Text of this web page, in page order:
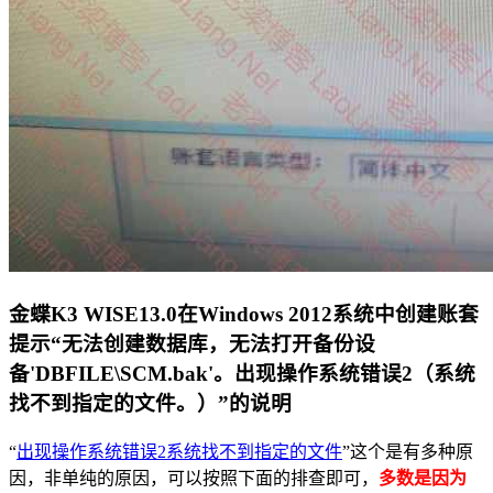
金蝶K3 WISE13.0在Windows 2012系统中创建账套
提示“无法创建数据库，无法打开备份设
备'DBFILE\SCM.bak'。出现操作系统错误2（系统
找不到指定的文件。）”的说明
“出现操作系统错误2系统找不到指定的文件”这个是有多种原
因，非单纯的原因，可以按照下面的排查即可， 多数是因为